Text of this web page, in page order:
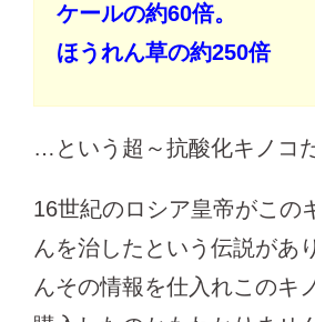
ケールの約60倍。
ほうれん草の約250倍
…という超～抗酸化キノコ
16世紀のロシア皇帝がこの
んを治したという伝説があ
んその情報を仕入れこのキ